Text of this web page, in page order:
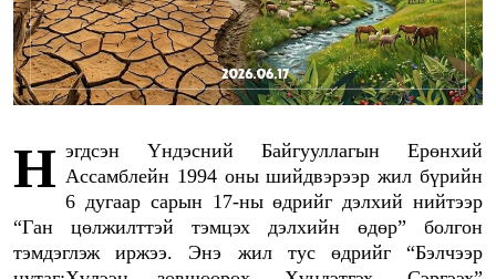
Нэгдсэн Үндэсний Байгууллагын Ерөнхий Ассамблейн 1994 оны шийдвэрээр жил бүрийн
6 дугаар сарын 17-ны өдрийг дэлхий нийтээр
“Ган цөлжилттэй тэмцэх дэлхийн өдөр” болгон
тэмдэглэж иржээ. Энэ жил тус өдрийг “Бэлчээр